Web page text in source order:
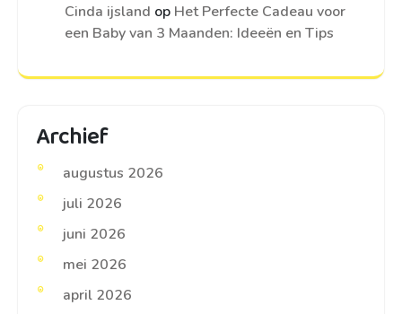
Cinda ijsland op Het Perfecte Cadeau voor
een Baby van 3 Maanden: Ideeën en Tips
Archief
augustus 2026
juli 2026
juni 2026
mei 2026
april 2026